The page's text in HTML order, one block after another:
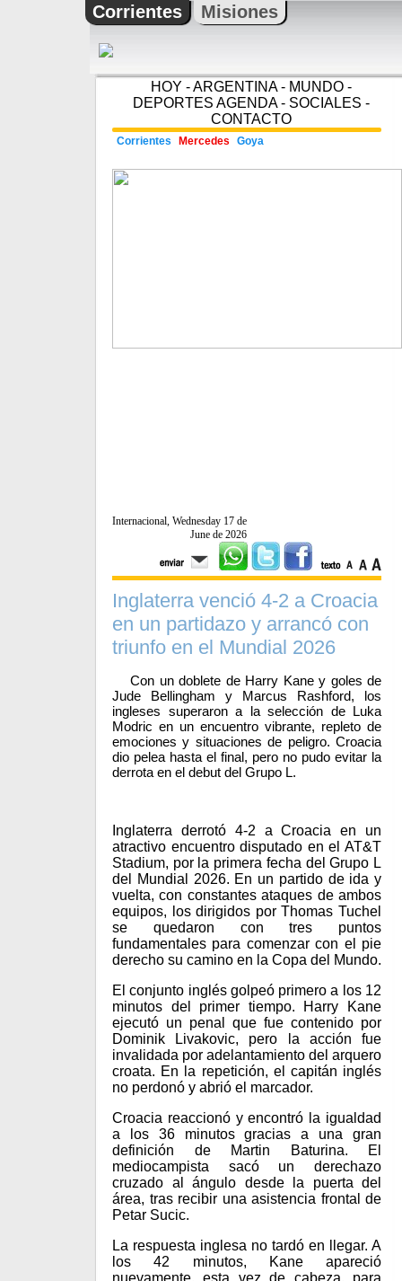
Corrientes Misiones
HOY -ARGENTINA- MUNDO -
DEPORTES AGENDA- SOCIALES -
CONTACTO
Corrientes Mercedes Goya
Internacional, Wednesday 17 de
June de 2026
Inglaterra venció 4-2 a Croacia
en un partidazo y arrancó con
triunfo en el Mundial 2026
Con un doblete de Harry Kane y goles de
Jude Bellingham y Marcus Rashford, los
ingleses superaron a la selección de Luka
Modric en un encuentro vibrante, repleto de
emociones y situaciones de peligro. Croacia
dio pelea hasta el final, pero no pudo evitar la
derrota en el debut del Grupo L.
Inglaterra derrotó 4-2 a Croacia en un
atractivo encuentro disputado en el AT&T
Stadium, por la primera fecha del Grupo L
del Mundial 2026. En un partido de ida y
vuelta, con constantes ataques de ambos
equipos, los dirigidos por Thomas Tuchel
se quedaron con tres puntos
fundamentales para comenzar con el pie
derecho su camino en la Copa del Mundo.
El conjunto inglés golpeó primero a los 12
minutos del primer tiempo. Harry Kane
ejecutó un penal que fue contenido por
Dominik Livakovic, pero la acción fue
invalidada por adelantamiento del arquero
croata. En la repetición, el capitán inglés
no perdonó y abrió el marcador.
Croacia reaccionó y encontró la igualdad
a los 36 minutos gracias a una gran
definición de Martin Baturina. El
mediocampista sacó un derechazo
cruzado al ángulo desde la puerta del
área, tras recibir una asistencia frontal de
Petar Sucic.
La respuesta inglesa no tardó en llegar. A
los 42 minutos, Kane apareció
nuevamente, esta vez de cabeza, para